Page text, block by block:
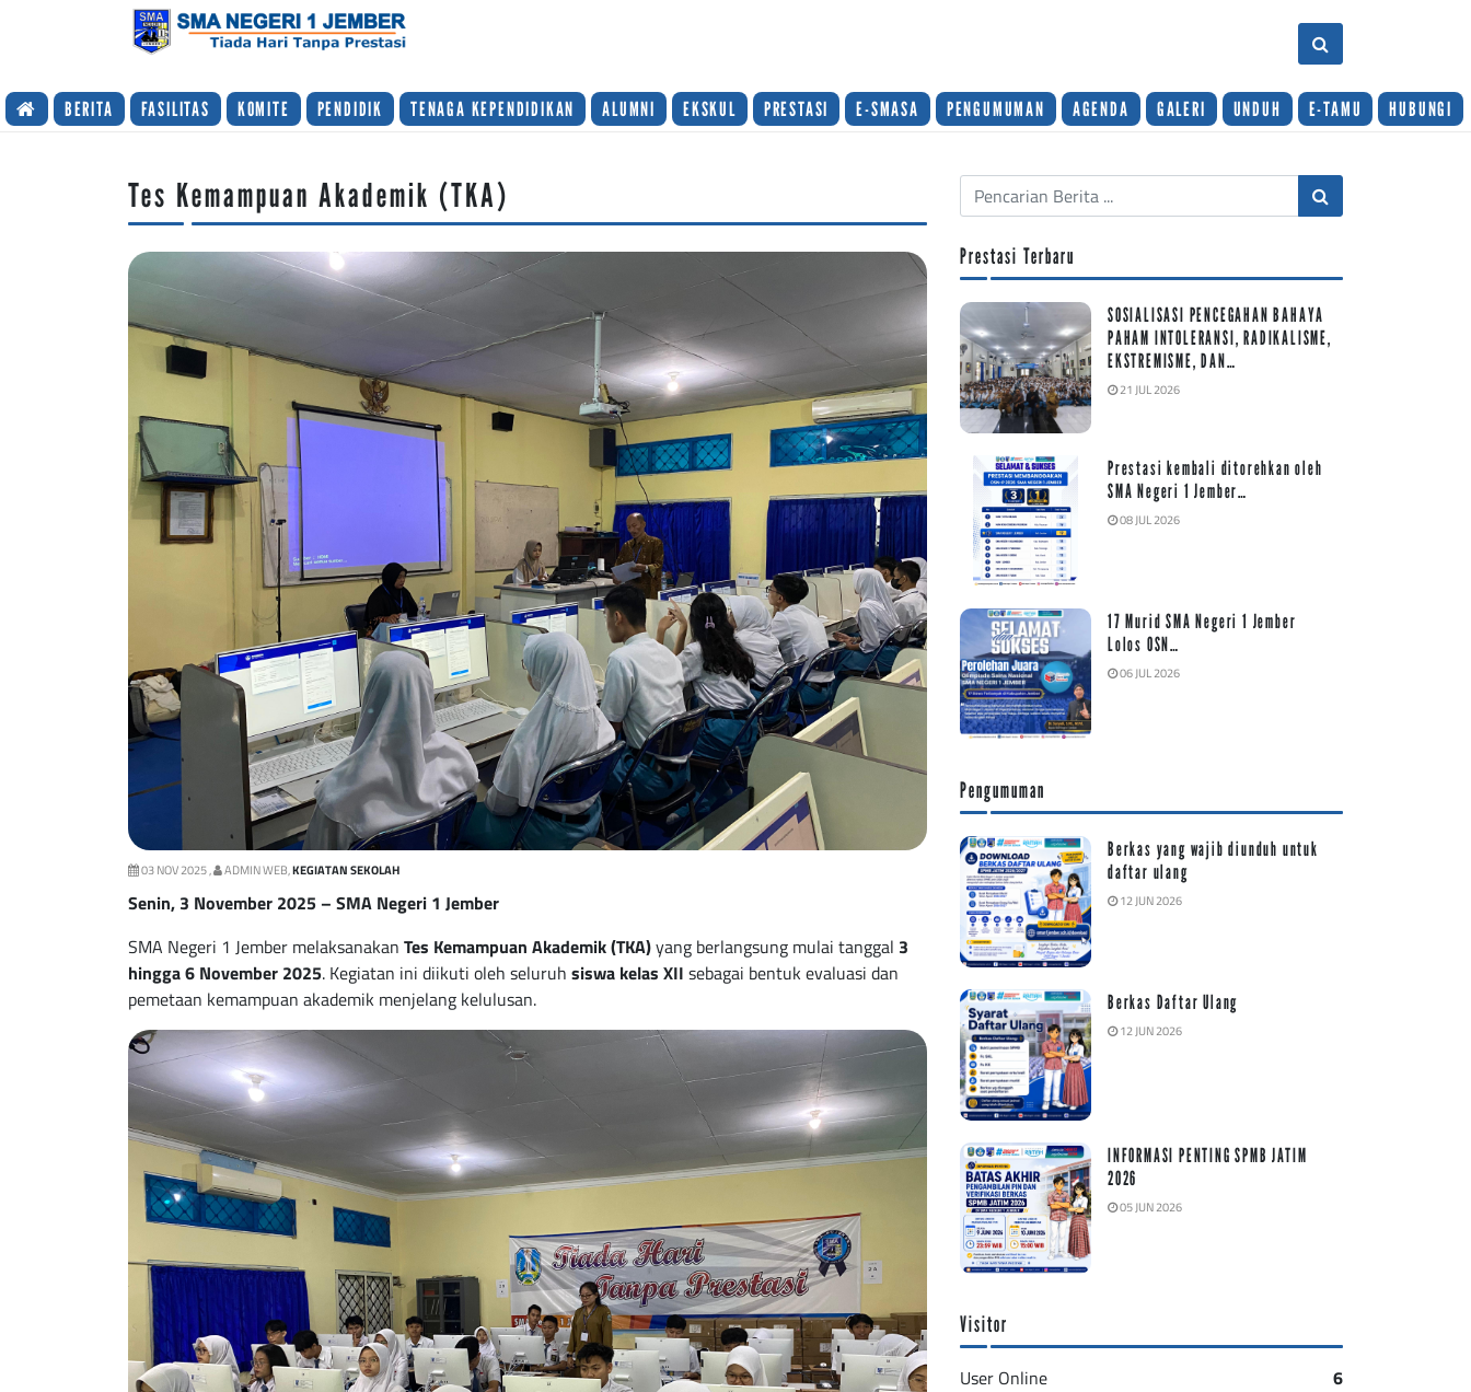
BERITA
FASILITAS KOMITE PENDIDIK TENAGA KEPENDIDIKAN ALUMNI EKSKUL PRESTASI E-SMASA PENGUMUMAN AGENDA GALERI UNDUH E-TAMU HUBUNGI
Tes Kemampuan Akademik (TKA)
03 NOV 2025 , ADMIN WEB,KEGIATAN SEKOLAH
Senin, 3 November 2025 – SMA Negeri 1 Jember
SMA Negeri 1 Jember melaksanakan Tes Kemampuan Akademik (TKA)yang berlangsung mulai tanggal 3
hingga 6 November 2025. Kegiatan ini diikuti oleh seluruh siswa kelas XII sebagai bentuk evaluasi dan
pemetaan kemampuan akademik menjelang kelulusan.
Prestasi Terbaru
SOSIALISASI PENCEGAHAN BAHAYA
PAHAM INTOLERANSI, RADIKALISME,
EKSTREMISME, DAN…
21 JUL 2026
Prestasi kembali ditorehkan oleh
SMA Negeri 1 Jember…
08 JUL 2026
17 Murid SMA Negeri 1 Jember
Lolos OSN…
06 JUL 2026
Pengumuman
Berkas yang wajib diunduh untuk
daftar ulang
12 JUN 2026
Berkas Daftar Ulang
12 JUN 2026
INFORMASI PENTING SPMB JATIM
2026
05 JUN 2026
Visitor
User Online
6